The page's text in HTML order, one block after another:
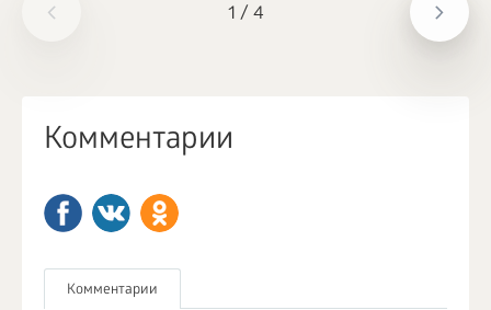
1 / 4
Комментарии
Комментарии